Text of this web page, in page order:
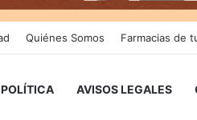
Quiénes Somos Farmacias de
POLÍTICA AVISOS LEGALES